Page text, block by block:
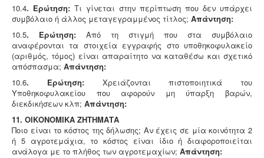
10.4. Ερώτηση: Τι γίνεται στην περίπτωση που δεν υπάρχει
συμβόλαιο ή άλλος μεταγεγραμμένος τίτλος; Απάντηση:
10.5. Ερώτηση: Από τη στιγμή που στα συμβόλαιο
αναφέρονται τα στοιχεία εγγραφής στο υποθηκοφυλακείο
(αριθμός, τόμος) είναι απαραίτητο να καταθέσω και σχετικό
απόσπασμα; Απάντηση:
10.6. Ερώτηση: Χρειάζονται πιστοποιητικά του
Υποθηκοφυλακείου που αφορούν μη ύπαρξη βαρών,
διεκδικήσεων κλπ; Απάντηση:
11. ΟΙΚΟΝΟΜΙΚΑ ΖΗΤΗΜΑΤΑ
Ποιο είναι το κόστος της δήλωσης; Αν έχεις σε μία κοινότητα 2
ή 5 αγροτεμάχια, το κόστος είναι ίδιο ή διαφοροποιείται
ανάλογα με το πλήθος των αγροτεμαχίων; Απάντηση: